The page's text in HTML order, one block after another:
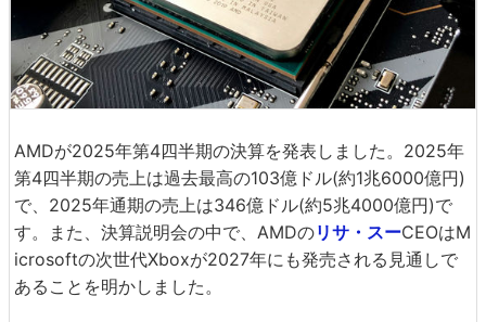
AMDが2025年第4四半期の決算を発表しました。2025年
第4四半期の売上は過去最高の103億ドル(約1兆6000億円)
で、2025年通期の売上は346億ドル(約5兆4000億円)で
す。また、決算説明会の中で、AMDのリサ・スーCEOはM
icrosoftの次世代Xboxが2027年にも発売される見通しで
あることを明かしました。